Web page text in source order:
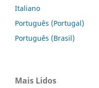
Italiano
Português (Portugal)
Português (Brasil)
Mais Lidos